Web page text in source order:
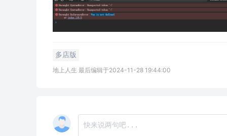
多店版
地上人生 最后编辑于2024-11-28 19:44:00